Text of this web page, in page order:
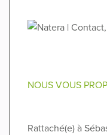
NOUS VOUS
Rattaché(e) à